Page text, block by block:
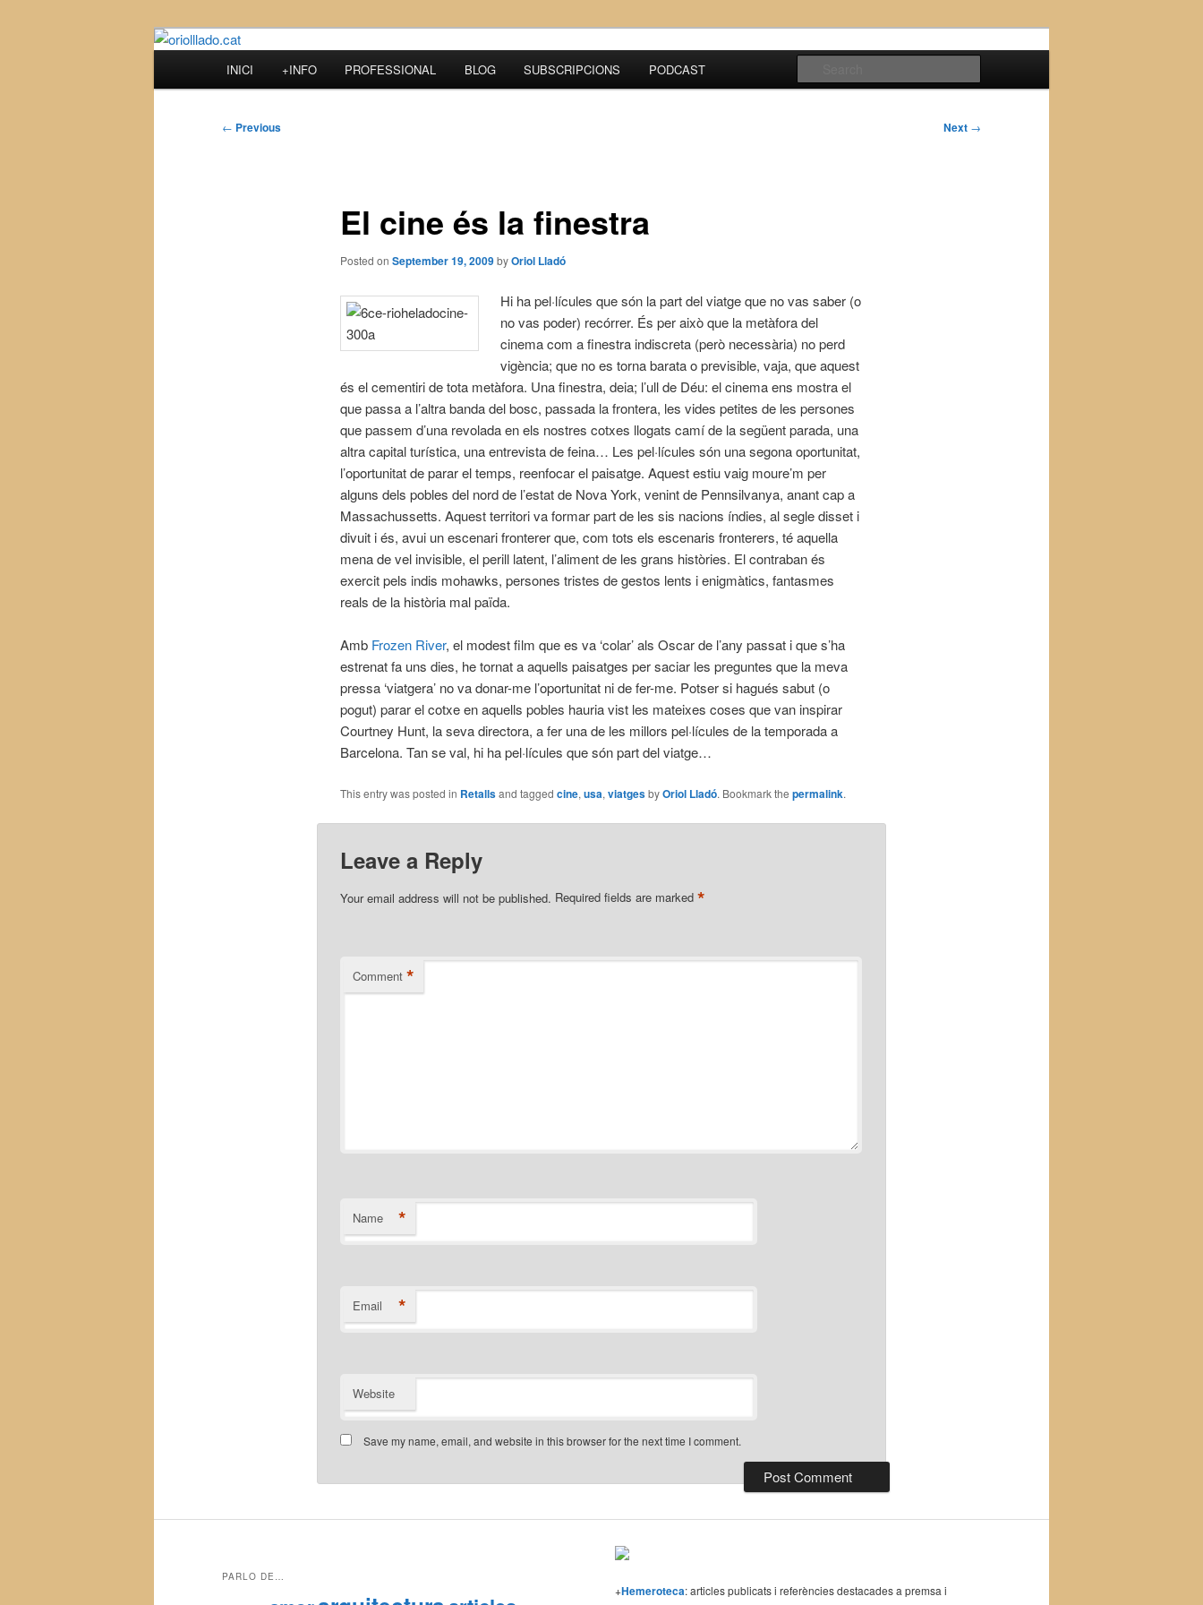
oriolllado.cat
INICI +INFO PROFESSIONAL BLOG SUBSCRIPCIONS PODCAST
Post
← Previous Next →
El cine és la finestra
Posted on September 19, 2009byOriol Lladó
Hi ha pel·lícules que són la part del viatge que no vas saber (o
no vas poder) recórrer. És per això que la metàfora del
cinema com a finestra indiscreta (però necessària) no perd
vigència; que no es torna barata o previsible, vaja, que aquest
és el cementiri de tota metàfora. Una finestra, deia; l’ull de Déu: el cinema ens mostra el
que passa a l’altra banda del bosc, passada la frontera, les vides petites de les persones
que passem d’una revolada en els nostres cotxes llogats camí de la següent parada, una
altra capital turística, una entrevista de feina… Les pel·lícules són una segona oportunitat,
l’oportunitat de parar el temps, reenfocar el paisatge. Aquest estiu vaig moure’m per
alguns dels pobles del nord de l’estat de Nova York, venint de Pennsilvanya, anant cap a
Massachussetts. Aquest territori va formar part de les sis nacions índies, al segle disset i
divuit i és, avui un escenari fronterer que, com tots els escenaris fronterers, té aquella
mena de vel invisible, el perill latent, l’aliment de les grans històries. El contraban és
exercit pels indis mohawks, persones tristes de gestos lents i enigmàtics, fantasmes
reals de la història mal païda.
Amb Frozen River, el modest film que es va ‘colar’ als Oscar de l’any passat i que s’ha
estrenat fa uns dies, he tornat a aquells paisatges per saciar les preguntes que la meva
pressa ‘viatgera’ no va donar-me l’oportunitat ni de fer-me. Potser si hagués sabut (o
pogut) parar el cotxe en aquells pobles hauria vist les mateixes coses que van inspirar
Courtney Hunt, la seva directora, a fer una de les millors pel·lícules de la temporada a
Barcelona. Tan se val, hi ha pel·lícules que són part del viatge…
This entry was posted in Retallsand tagged cine, usa, viatgesbyOriol Lladó. Bookmark the permalink.
Leave a Reply
Your email address will not be published. Required fields are marked *
Comment *
Name *
Email *
Website
Save my name, email, and website in this browser for the next time I comment.
PARLO DE…
+Hemeroteca: articles publicats i referències destacades a premsa i